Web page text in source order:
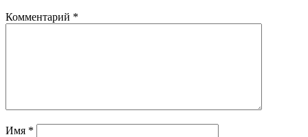
Комментарий *
Имя *